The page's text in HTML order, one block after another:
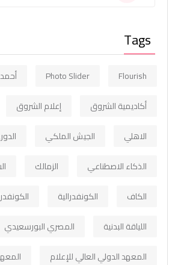
Tags
Flourish
Photo Slider
أكاديمية الشروق
إعلام الشروق
الاهلي
الجيش الملكي
الذكاء الاصطناعي
الزمالك
الكاف
الكونفدرالية
اللياقة البدنية
المصري البورسعيدي
المعهد الدولي العالي للإعلام